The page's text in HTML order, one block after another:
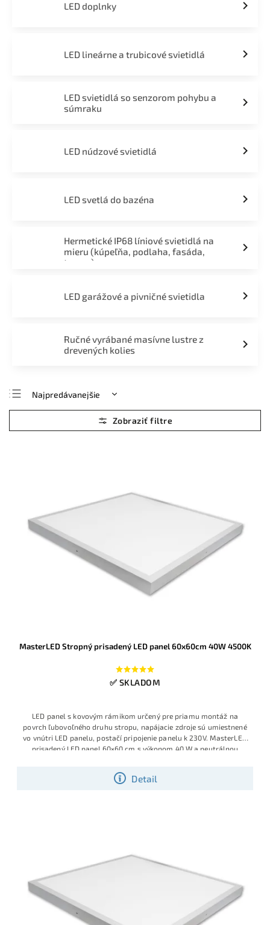
LED doplnky
LED lineárne a trubicové svietidlá
LED svietidlá so senzorom pohybu a
súmraku
LED núdzové svietidlá
LED svetlá do bazéna
Hermetické IP68 líniové svietidlá na
mieru (kúpeľňa, podlaha, fasáda,
terasa)
LED garážové a pivničné svietidla
Ručné vyrábané masívne lustre z
drevených kolies
Najpredávanejšie
Najlacnejšie
Najdrahšie
MasterLED Stropný prisadený LED panel 60x60cm 40W 4500K
✅ SKLADOM
Detail
LED panel s kovovým rámikom určený pre priamu montáž na
povrch ľubovoľného druhu stropu, napájacie zdroje sú umiestnené
vo vnútri LED panelu, postačí pripojenie panelu k 230V. MasterLED
prisadený LED panel 60×60 cm s výkonom 40 W a neutrálnou
ďalšieho príslušenstva. Ponúka rovnomerné plošné osvetlenie bez
viditeľných LED bodiek, vďaka čomu sa hodí do kancelárií,